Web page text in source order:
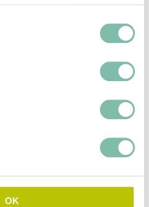
OK
Se alla varianter